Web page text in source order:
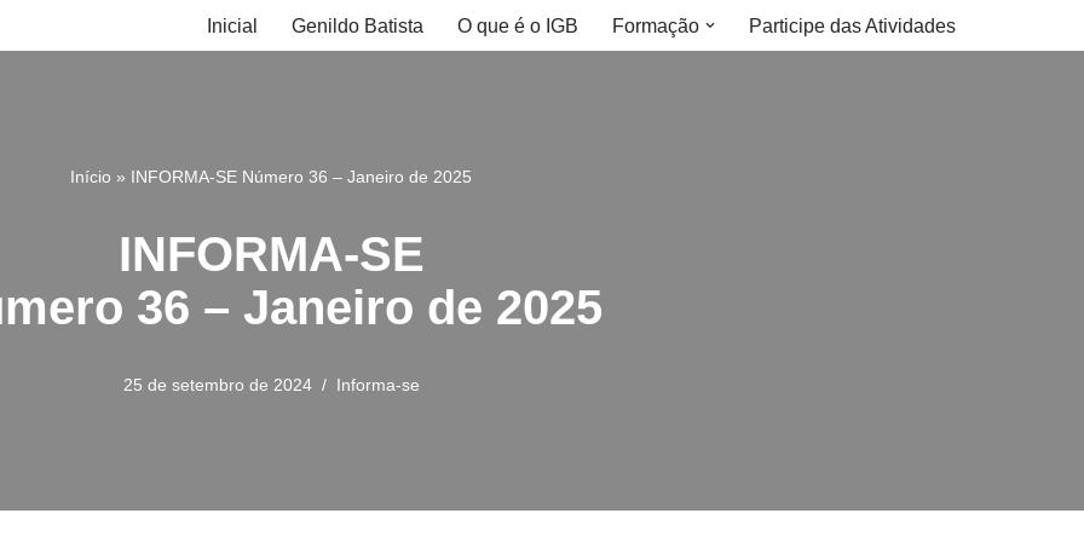
Inicial Genildo Batista O que é o IGB Formação Participe das Atividades
Início » INFORMA-SE Número 36 – Janeiro de 2025
INFORMA-SE
36 – Janeiro de 2025
25 de setembro de 2024 Informa-se